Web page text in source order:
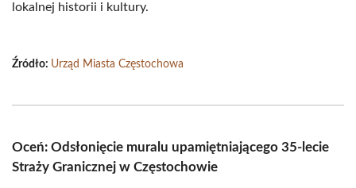
lokalnej historii i kultury.
Źródło: Urząd Miasta Częstochowa
Oceń: Odsłonięcie muralu upamiętniającego 35-lecie
Straży Granicznej w Częstochowie